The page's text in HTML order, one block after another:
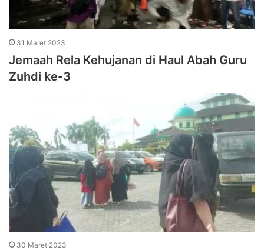
31 Maret 2023
Jemaah Rela Kehujanan di Haul Abah Guru
Zuhdi ke-3
30 Maret 2023